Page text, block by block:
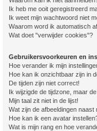
Ik heb me ooit geregistreerd
Ik weet mijn wachtwoord niet
Waarom word ik automatisch
Wat doet "verwijder cookies"?
Gebruikersvoorkeuren en
Hoe verander ik mijn
Hoe kan ik onzichtbaar zijn in
De tijden zijn niet correct!
Ik wijzigde de tijdzone, maar
Mijn taal zit niet in de lijst!
Wat zijn de afbeeldingen naast
Hoe kan ik een avatar
Wat is mijn rang en hoe